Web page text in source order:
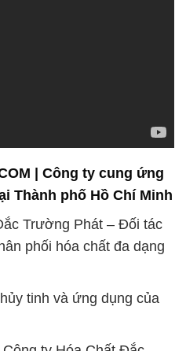
Trường Phát – Đối tác
phối hóa chất đa dạng
tinh và ứng dụng của
ty Hóa Chất Đắc
tự hào là đối tác đáng
vực cung cấp và phân
thị trường Việt Nam. Với
dịch vụ, chúng tôi đã